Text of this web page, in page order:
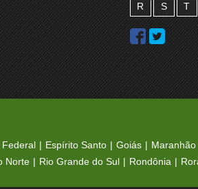
R S T
Federal Espírito Santo Goiás Maranhão
Norte Rio Grande do Sul Rondônia